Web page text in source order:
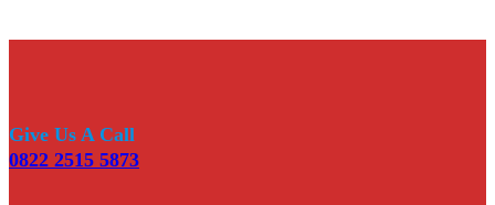
Give Us A Call
0822 2515 5873